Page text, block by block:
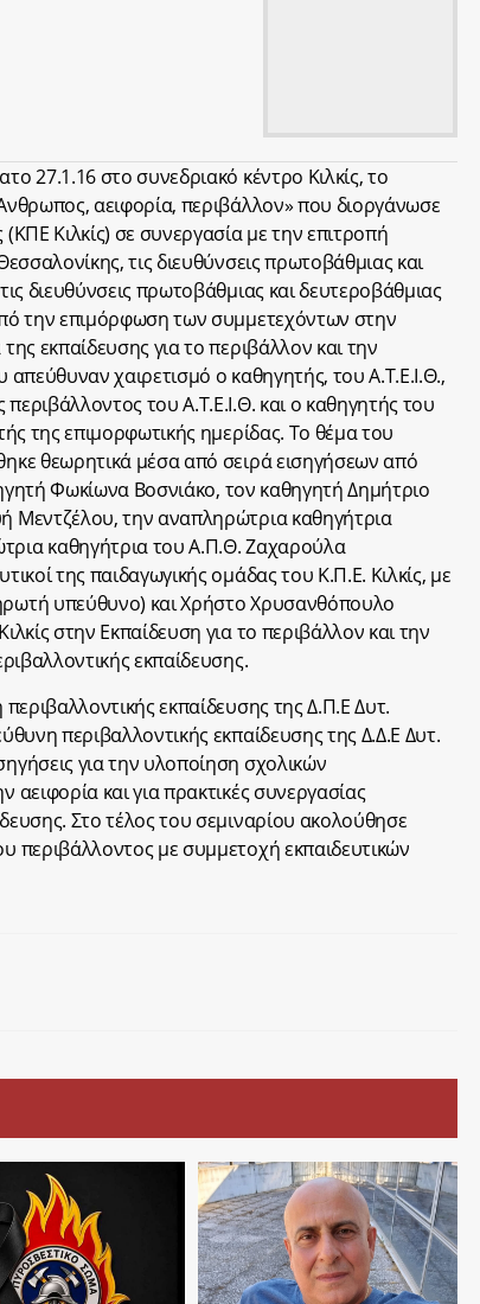
27.1.16 στο συνεδριακό κέντρο Κιλκίς, το
αειφορία, περιβάλλον» που διοργάνωσε
Κιλκίς) σε συνεργασία με την επιτροπή
τις διευθύνσεις πρωτοβάθμιας και
διευθύνσεις πρωτοβάθμιας και δευτεροβάθμιας
την επιμόρφωση των συμμετεχόντων στην
εκπαίδευσης για το περιβάλλον και την
χαιρετισμό ο καθηγητής, του Α.Τ.Ε.Ι.Θ.,
του Α.Τ.Ε.Ι.Θ. και ο καθηγητής του
της επιμορφωτικής ημερίδας. Το θέμα του
θεωρητικά μέσα από σειρά εισηγήσεων από
Φωκίωνα Βοσνιάκο, τον καθηγητή Δημήτριο
Μεντζέλου, την αναπληρώτρια καθηγήτρια
καθηγήτρια του Α.Π.Θ. Ζαχαρούλα
της παιδαγωγικής ομάδας του Κ.Π.Ε. Κιλκίς, με
υπεύθυνο) και Xρήστο Χρυσανθόπουλο
στην Εκπαίδευση για το περιβάλλον και την
εκπαίδευσης.
εκπαίδευσης της Δ.Π.Ε Δυτ.
περιβαλλοντικής εκπαίδευσης της Δ.Δ.Ε Δυτ.
για την υλοποίηση σχολικών
και για πρακτικές συνεργασίας
Στο τέλος του σεμιναρίου ακολούθησε
περιβάλλοντος με συμμετοχή εκπαιδευτικών